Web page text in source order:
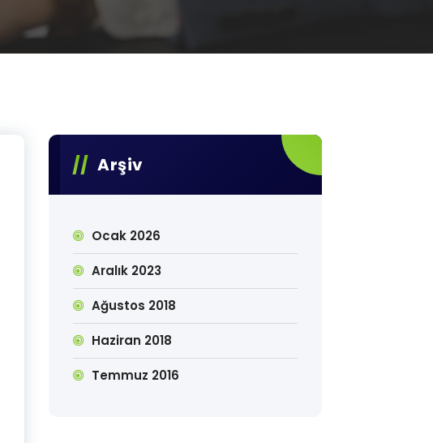
Arşiv
Ocak 2026
Aralık 2023
Ağustos 2018
Haziran 2018
Temmuz 2016